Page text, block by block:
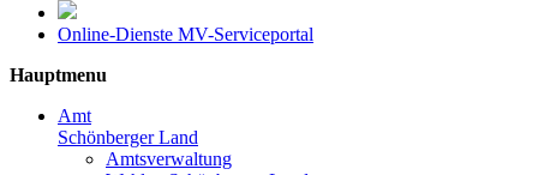
Online-Dienste MV-Serviceportal
Hauptmenu
Amt
Schönberger Land
Amtsverwaltung